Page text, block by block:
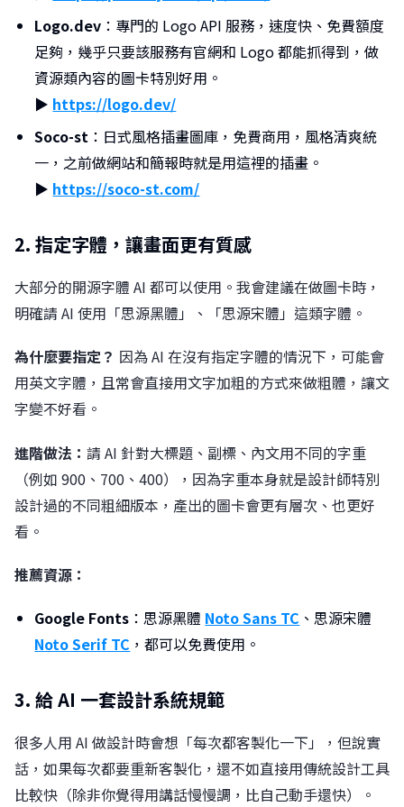
Logo.dev ：專門的 Logo API 服務，速度快、免費額度
足夠，幾乎只要該服務有官網和 Logo 都能抓得到，做
資源類內容的圖卡特別好用。
▶︎ https://logo.dev/
Soco-st ：日式風格插畫圖庫，免費商用，風格清爽統
一，之前做網站和簡報時就是用這裡的插畫。
▶︎ https://soco-st.com/
2. 指定字體，讓畫面更有質感
大部分的開源字體 AI 都可以使用。我會建議在做圖卡時，
明確請 AI 使用「思源黑體」、「思源宋體」這類字體。
為什麼要指定？ 因為 AI 在沒有指定字體的情況下，可能會
用英文字體，且常會直接用文字加粗的方式來做粗體，讓文
字變不好看。
進階做法： 請 AI 針對大標題、副標、內文用不同的字重
（例如 900、700、400），因為字重本身就是設計師特別
設計過的不同粗細版本，產出的圖卡會更有層次、也更好
看。
推薦資源：
Google Fonts ：思源黑體 Noto Sans TC 、思源宋體
Noto Serif TC ，都可以免費使用。
3. 給 AI 一套設計系統規範
很多人用 AI 做設計時會想「每次都客製化一下」，但說實
話，如果每次都要重新客製化，還不如直接用傳統設計工具
比較快（除非你覺得用講話慢慢調，比自己動手還快）。